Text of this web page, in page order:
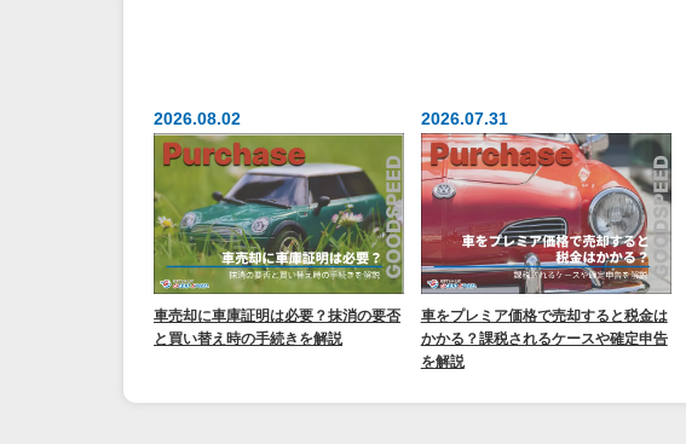
2026.08.02
車売却に車庫証明は必要？抹消の要否
と買い替え時の手続きを解説
2026.07.31
車をプレミア価格で売却すると税金は
かかる？課税されるケースや確定申告
を解説